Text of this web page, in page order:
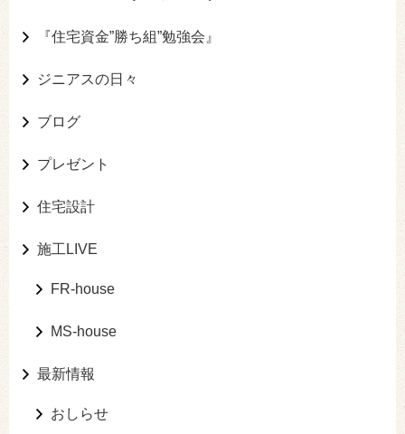
『住宅資金”勝ち組”勉強会』
ジニアスの日々
ブログ
プレゼント
住宅設計
施工LIVE
FR-house
MS-house
最新情報
おしらせ